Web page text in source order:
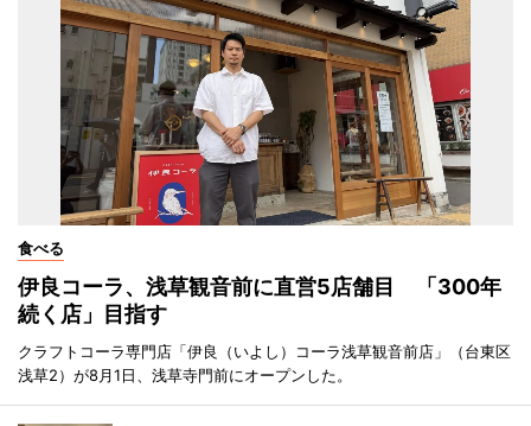
食べる
伊良コーラ、浅草観音前に直営5店舗目 「300年
続く店」目指す
クラフトコーラ専門店「伊良（いよし）コーラ浅草観音前店」（台東区
浅草2）が8月1日、浅草寺門前にオープンした。